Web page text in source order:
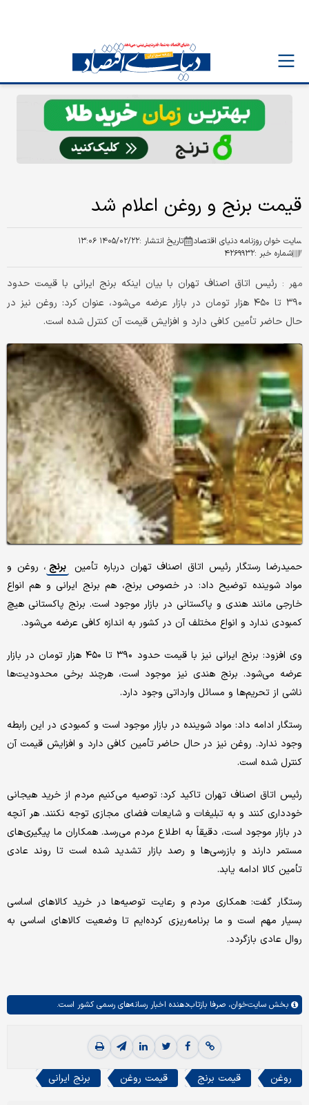
قیمت برنج و روغن اعلام شد
سایت خوان روزنامه دنیای اقتصاد تاریخ انتشار :۱۴۰۵/۰۲/۲۲ ۱۳:۰۶
شماره خبر :۴۲۶۹۹۳۲
مهر : رئیس اتاق اصناف تهران با بیان اینکه برنج ایرانی با قیمت حدود
۳۹۰ تا ۴۵۰ هزار تومان در بازار عرضه می‌شود، عنوان کرد: روغن نیز در
حال حاضر تأمین کافی دارد و افزایش قیمت آن کنترل شده است.
حمیدرضا رستگار رئیس اتاق اصناف تهران درباره تأمین برنج ، روغن و
مواد شوینده توضیح داد: در خصوص برنج، هم برنج ایرانی و هم انواع
خارجی مانند هندی و پاکستانی در بازار موجود است. برنج پاکستانی هیچ
کمبودی ندارد و انواع مختلف آن در کشور به اندازه کافی عرضه می‌شود.
وی افزود: برنج ایرانی نیز با قیمت حدود ۳۹۰ تا ۴۵۰ هزار تومان در بازار
عرضه می‌شود. برنج هندی نیز موجود است، هرچند برخی محدودیت‌ها
ناشی از تحریم‌ها و مسائل وارداتی وجود دارد.
رستگار ادامه داد: مواد شوینده در بازار موجود است و کمبودی در این رابطه
وجود ندارد. روغن نیز در حال حاضر تأمین کافی دارد و افزایش قیمت آن
کنترل شده است.
رئیس اتاق اصناف تهران تاکید کرد: توصیه می‌کنیم مردم از خرید هیجانی
خودداری کنند و به تبلیغات و شایعات فضای مجازی توجه نکنند. هر آنچه
در بازار موجود است، دقیقاً به اطلاع مردم می‌رسد. همکاران ما پیگیری‌های
مستمر دارند و بازرسی‌ها و رصد بازار تشدید شده است تا روند عادی
تأمین کالا ادامه یابد.
رستگار گفت: همکاری مردم و رعایت توصیه‌ها در خرید کالاهای اساسی
بسیار مهم است و ما برنامه‌ریزی کرده‌ایم تا وضعیت کالاهای اساسی به
روال عادی بازگردد.
بخش سایت‌خوان، صرفا بازتاب‌دهنده اخبار رسانه‌های رسمی کشور است.
روغن قیمت برنج قیمت روغن برنج ایرانی